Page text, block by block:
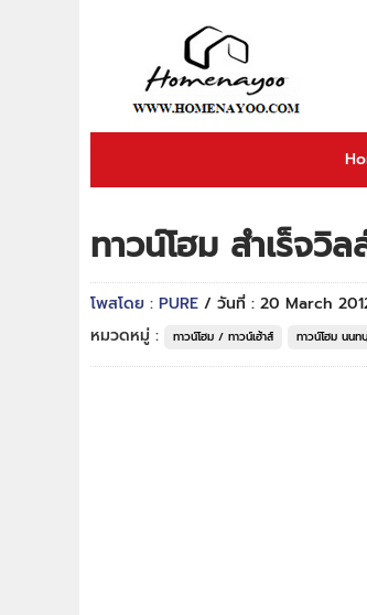
ทาวน์โฮม สำเร็จวิ
โพสโดย : PURE / วันที่ : 20 March
หมวดหมู่ :
ทาวน์โฮม / ทาวน์เฮ้าส์ ทาวน์โฮม นนท